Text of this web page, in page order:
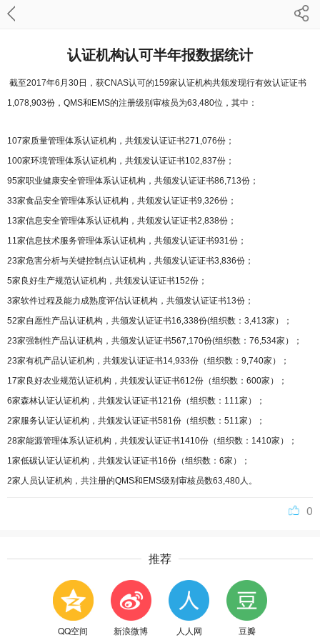
认证机构认可半年报数据统计
截至2017年6月30日，获CNAS认可的159家认证机构共颁发现行有效认证证书
1,078,903份，QMS和EMS的注册级别审核员为63,480位，其中：
107家质量管理体系认证机构，共颁发认证证书271,076份；
100家环境管理体系认证机构，共颁发认证证书102,837份；
95家职业健康安全管理体系认证机构，共颁发认证证书86,713份；
33家食品安全管理体系认证机构，共颁发认证证书9,326份；
13家信息安全管理体系认证机构，共颁发认证证书2,838份；
11家信息技术服务管理体系认证机构，共颁发认证证书931份；
23家危害分析与关键控制点认证机构，共颁发认证证书3,836份；
5家良好生产规范认证机构，共颁发认证证书152份；
3家软件过程及能力成熟度评估认证机构，共颁发认证证书13份；
52家自愿性产品认证机构，共颁发认证证书16,338份(组织数：3,413家）；
23家强制性产品认证机构，共颁发认证证书567,170份(组织数：76,534家）；
23家有机产品认证机构，共颁发认证证书14,933份（组织数：9,740家）；
17家良好农业规范认证机构，共颁发认证证书612份（组织数：600家）；
6家森林认证认证机构，共颁发认证证书121份（组织数：111家）；
2家服务认证认证机构，共颁发认证证书581份（组织数：511家）；
28家能源管理体系认证机构，共颁发认证证书1410份（组织数：1410家）；
1家低碳认证认证机构，共颁发认证证书16份（组织数：6家）；
2家人员认证机构，共注册的QMS和EMS级别审核员数63,480人。
0
推荐
QQ空间 新浪微博 人人网 豆瓣